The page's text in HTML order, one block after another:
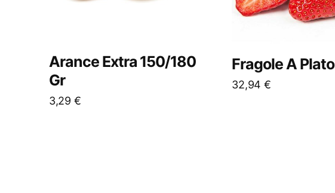
Arance Extra 150/180
Gr
3,29 €
Fragole A Plato
32,94 €